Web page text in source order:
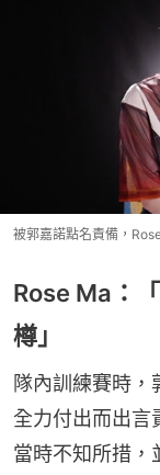
被郭嘉諾點名責備，
Rose Ma：
樽」
隊內訓練賽時，
全力付出而出言
當時不知所措，